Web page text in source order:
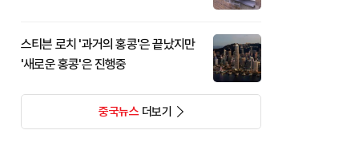
스티븐 로치 '과거의 홍콩'은 끝났지만
'새로운 홍콩'은 진행중
중국뉴스더보기